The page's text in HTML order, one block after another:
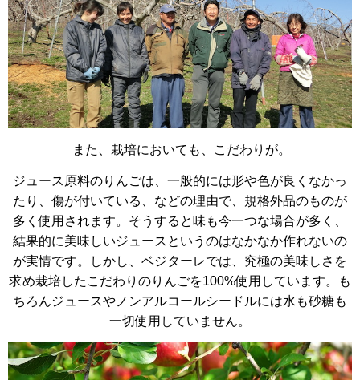
また、栽培においても、こだわりが。
ジュース原料のりんごは、一般的には形や色が良くなかっ
たり、傷が付いている、などの理由で、規格外品のものが
多く使用されます。そうすると味も今一つな場合が多く、
結果的に美味しいジュースというのはなかなか作れないの
が実情です。しかし、ベジターレでは、究極の美味しさを
求め栽培したこだわりのりんごを100%使用しています。も
ちろんジュースやノンアルコールシードルには水も砂糖も
一切使用していません。